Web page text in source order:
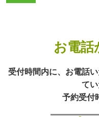
お電話
受付時間内に、お電話
てい
予約受付